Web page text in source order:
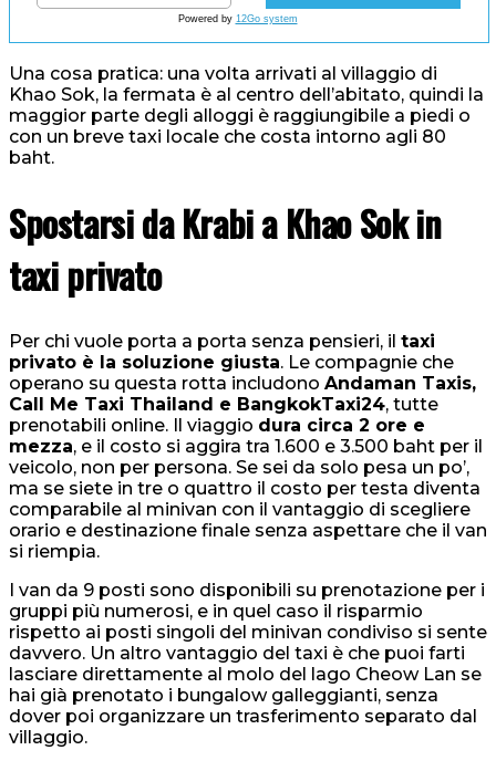
Powered by 12Go system
Una cosa pratica: una volta arrivati al villaggio di
Khao Sok, la fermata è al centro dell’abitato, quindi la
maggior parte degli alloggi è raggiungibile a piedi o
con un breve taxi locale che costa intorno agli 80
baht.
Spostarsi da Krabi a Khao Sok in
taxi privato
Per chi vuole porta a porta senza pensieri, il taxi
privato è la soluzione giusta. Le compagnie che
operano su questa rotta includono Andaman Taxis,
Call Me Taxi Thailand e BangkokTaxi24, tutte
prenotabili online. Il viaggio dura circa 2 ore e
mezza, e il costo si aggira tra 1.600 e 3.500 baht per il
veicolo, non per persona. Se sei da solo pesa un po’,
ma se siete in tre o quattro il costo per testa diventa
comparabile al minivan con il vantaggio di scegliere
orario e destinazione finale senza aspettare che il van
si riempia.
I van da 9 posti sono disponibili su prenotazione per i
gruppi più numerosi, e in quel caso il risparmio
rispetto ai posti singoli del minivan condiviso si sente
davvero. Un altro vantaggio del taxi è che puoi farti
lasciare direttamente al molo del lago Cheow Lan se
hai già prenotato i bungalow galleggianti, senza
dover poi organizzare un trasferimento separato dal
villaggio.